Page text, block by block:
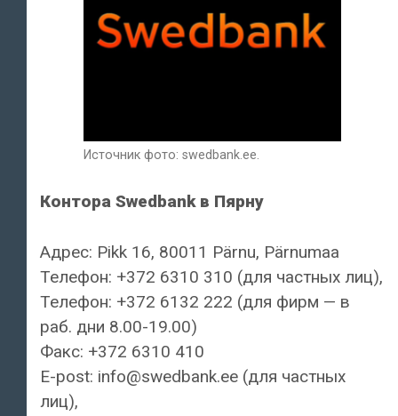
Источник фото: swedbank.ee.
Контора Swedbank в Пярну
Адрес: Pikk 16, 80011 Pärnu, Pärnumaa
Телефон: +372 6310 310 (для частных лиц),
Телефон: +372 6132 222 (для фирм — в
раб. дни 8.00-19.00)
Факс: +372 6310 410
E-post: info@swedbank.ee (для частных
лиц),